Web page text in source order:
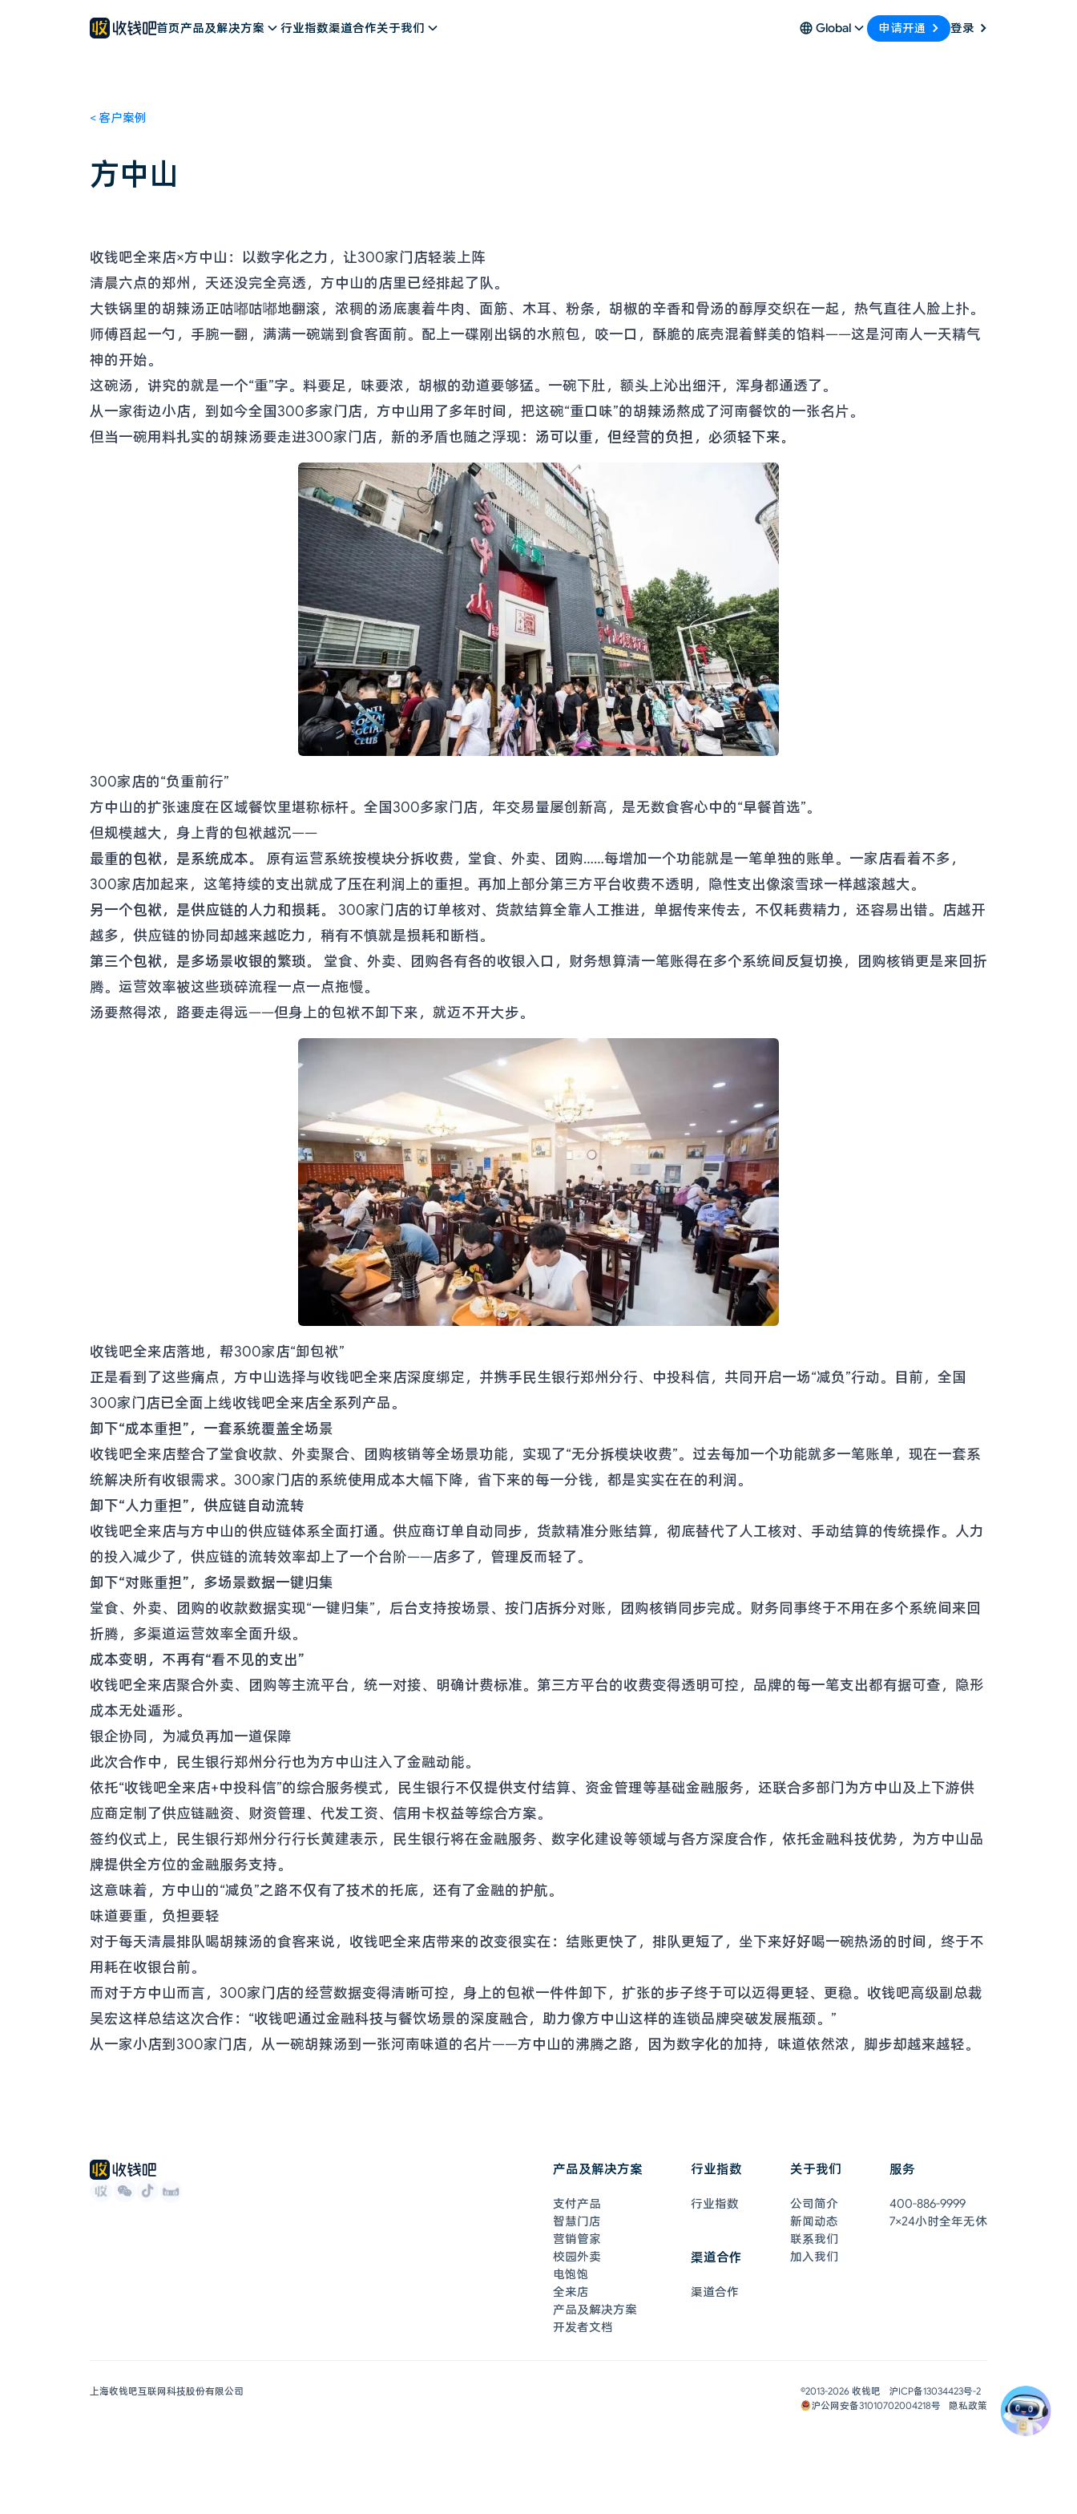
首页产品及解决方案
餐饮解决方案零售解决方案文旅解决方案其他行业解决方案
行业指数渠道合作关于我们
公司简介新闻动态客户案例联系我们加入我们 Global 申请开通 登录
< 客户案例
方中山
收钱吧全来店×方中山：以数字化之力，让300家门店轻装上阵
清晨六点的郑州，天还没完全亮透，方中山的店里已经排起了队。
大铁锅里的胡辣汤正咕嘟咕嘟地翻滚，浓稠的汤底裹着牛肉、面筋、木耳、粉条，胡椒的辛香和骨汤的醇厚交织在一起，热气直往人脸上扑。
师傅舀起一勺，手腕一翻，满满一碗端到食客面前。配上一碟刚出锅的水煎包，咬一口，酥脆的底壳混着鲜美的馅料——这是河南人一天精气
神的开始。
这碗汤，讲究的就是一个“重”字。料要足，味要浓，胡椒的劲道要够猛。一碗下肚，额头上沁出细汗，浑身都通透了。
从一家街边小店，到如今全国300多家门店，方中山用了多年时间，把这碗“重口味”的胡辣汤熬成了河南餐饮的一张名片。
但当一碗用料扎实的胡辣汤要走进300家门店，新的矛盾也随之浮现： 汤可以重，但经营的负担，必须轻下来。
300家店的“负重前行”
方中山的扩张速度在区域餐饮里堪称标杆。全国300多家门店，年交易量屡创新高，是无数食客心中的“早餐首选”。
但规模越大，身上背的包袱越沉——
最重的包袱，是系统成本。
原有运营系统按模块分拆收费，堂食、外卖、团购……每增加一个功能就是一笔单独的账单。一家店看着不多，
300家店加起来，这笔持续的支出就成了压在利润上的重担。再加上部分第三方平台收费不透明，隐性支出像滚雪球一样越滚越大。
另一个包袱，是供应链的人力和损耗。
300家门店的订单核对、货款结算全靠人工推进，单据传来传去，不仅耗费精力，还容易出错。店越开
越多，供应链的协同却越来越吃力，稍有不慎就是损耗和断档。
第三个包袱，是多场景收银的繁琐。
堂食、外卖、团购各有各的收银入口，财务想算清一笔账得在多个系统间反复切换，团购核销更是来回折
腾。运营效率被这些琐碎流程一点一点拖慢。
汤要熬得浓，路要走得远——但身上的包袱不卸下来，就迈不开大步。
收钱吧全来店落地，帮300家店“卸包袱”
正是看到了这些痛点，方中山选择与收钱吧全来店深度绑定，并携手民生银行郑州分行、中投科信，共同开启一场“减负”行动。目前，全国
300家门店已全面上线收钱吧全来店全系列产品。
卸下“成本重担”，一套系统覆盖全场景
收钱吧全来店整合了堂食收款、外卖聚合、团购核销等全场景功能，实现了“无分拆模块收费”。过去每加一个功能就多一笔账单，现在一套系
统解决所有收银需求。300家门店的系统使用成本大幅下降，省下来的每一分钱，都是实实在在的利润。
卸下“人力重担”，供应链自动流转
收钱吧全来店与方中山的供应链体系全面打通。供应商订单自动同步，货款精准分账结算，彻底替代了人工核对、手动结算的传统操作。人力
的投入减少了，供应链的流转效率却上了一个台阶——店多了，管理反而轻了。
卸下“对账重担”，多场景数据一键归集
堂食、外卖、团购的收款数据实现“一键归集”，后台支持按场景、按门店拆分对账，团购核销同步完成。财务同事终于不用在多个系统间来回
折腾，多渠道运营效率全面升级。
成本变明，不再有“看不见的支出”
收钱吧全来店聚合外卖、团购等主流平台，统一对接、明确计费标准。第三方平台的收费变得透明可控，品牌的每一笔支出都有据可查，隐形
成本无处遁形。
银企协同，为减负再加一道保障
此次合作中，民生银行郑州分行也为方中山注入了金融动能。
依托“收钱吧全来店+中投科信”的综合服务模式，民生银行不仅提供支付结算、资金管理等基础金融服务，还联合多部门为方中山及上下游供
应商定制了供应链融资、财资管理、代发工资、信用卡权益等综合方案。
签约仪式上，民生银行郑州分行行长黄建表示，民生银行将在金融服务、数字化建设等领域与各方深度合作，依托金融科技优势，为方中山品
牌提供全方位的金融服务支持。
这意味着，方中山的“减负”之路不仅有了技术的托底，还有了金融的护航。
味道要重，负担要轻
对于每天清晨排队喝胡辣汤的食客来说，收钱吧全来店带来的改变很实在：结账更快了，排队更短了，坐下来好好喝一碗热汤的时间，终于不
用耗在收银台前。
而对于方中山而言，300家门店的经营数据变得清晰可控，身上的包袱一件件卸下，扩张的步子终于可以迈得更轻、更稳。收钱吧高级副总裁
吴宏这样总结这次合作：“收钱吧通过金融科技与餐饮场景的深度融合，助力像方中山这样的连锁品牌突破发展瓶颈。”
从一家小店到300家门店，从一碗胡辣汤到一张河南味道的名片——方中山的沸腾之路，因为数字化的加持，味道依然浓，脚步却越来越轻。
产品及解决方案
支付产品
智慧门店
营销管家
校园外卖
电饱饱
全来店
产品及解决方案
开发者文档
行业指数
行业指数
渠道合作
渠道合作
关于我们
公司简介
新闻动态
联系我们
加入我们
服务
400-886-9999
7×24小时全年无休
上海收钱吧互联网科技股份有限公司 ©2013-2026 收钱吧
沪ICP备13034423号-2
沪公网安备31010702004218号
隐私政策
0元开通收钱吧
即刻体验